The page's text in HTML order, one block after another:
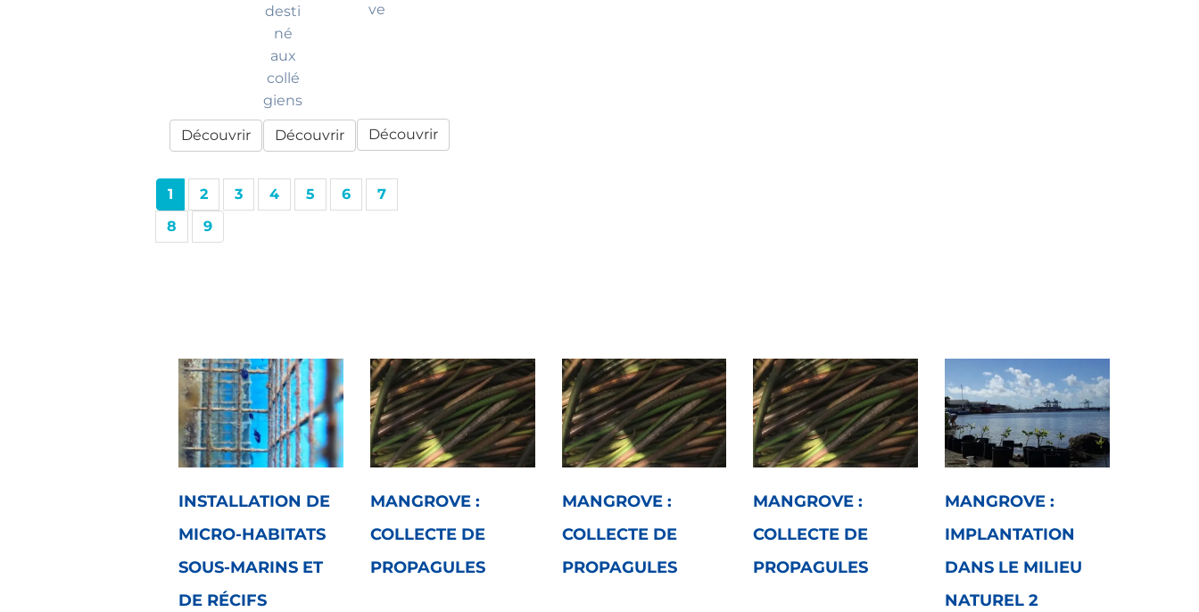
Découvrir
desti
né
aux
collé
giens
Découvrir
ve
Découvrir
1 2 3 4 5 6
7
8
9
INSTALLATION DE
MICRO-HABITATS
SOUS-MARINS ET
DE RÉCIFS
MANGROVE :
COLLECTE DE
PROPAGULES
MANGROVE :
COLLECTE DE
PROPAGULES
MANGROVE :
COLLECTE DE
PROPAGULES
MANGROVE :
IMPLANTATION
DANS LE MILIEU
NATUREL 2